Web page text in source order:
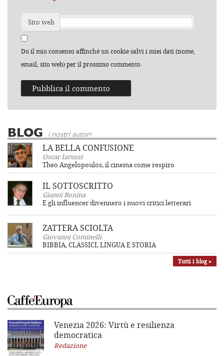
Sito web
Do il mio consenso affinché un cookie salvi i miei dati (nome,
email, sito web) per il prossimo commento.
BLOG i nostri autori
LA BELLA CONFUSIONE
Oscar Iarussi
Theo Angelopoulos, il cinema come respiro
IL SOTTOSCRITTO
Gianni Bonina
E gli influencer divennero i nuovi critici letterari
ZATTERA SCIOLTA
Giovanni Cominelli
BIBBIA, CLASSICI, LINGUA E STORIA
Tutti i blog »
Venezia 2026: Virtù e resilienza
democratica
Redazione